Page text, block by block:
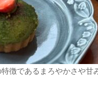
徴であるまろやかさや